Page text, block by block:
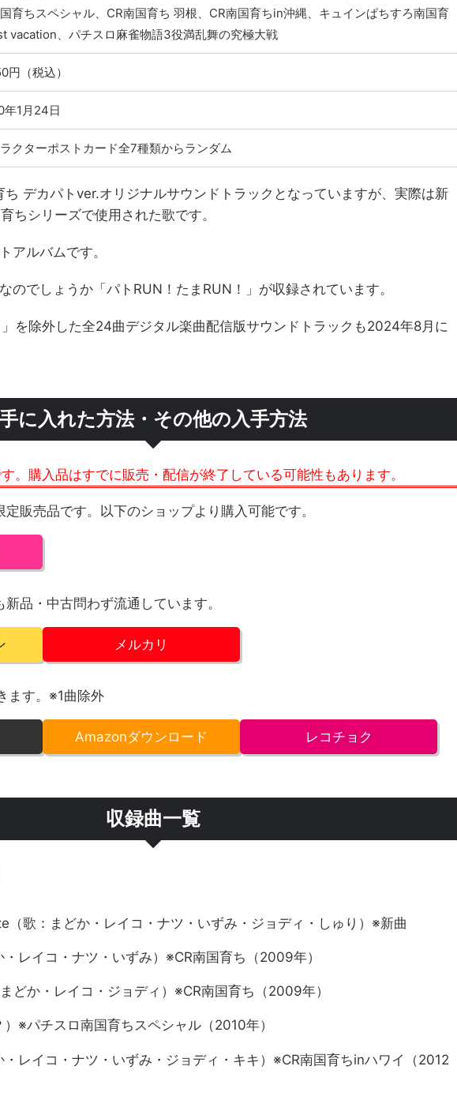
育ちスペシャル、CR南国育ち 羽根、CR南国育ちin沖縄、キュインぱちすろ南国育
vacation、パチスロ麻雀物語3役満乱舞の究極大戦
円（税込）
年1月24日
クターポストカード全7種類からランダム
デカパトver.オリジナルサウンドトラックとなっていますが、実際は新
ちシリーズで使用された歌です。
アルバムです。
のでしょうか「パトRUN！たまRUN！」が収録されています。
を除外した全24曲デジタル楽曲配信版サウンドトラックも2024年8月に
手に入れた方法・その他の入手方法
。購入品はすでに販売・配信が終了している可能性もあります。
販売品です。以下のショップより購入可能です。
品・中古問わず流通しています。
メルカリ
ます。※1曲除外
Amazonダウンロード レコチョク
収録曲一覧
（歌：まどか・レイコ・ナツ・いずみ・ジョディ・しゅり）※新曲
レイコ・ナツ・いずみ）※CR南国育ち（2009年）
どか・レイコ・ジョディ）※CR南国育ち（2009年）
※パチスロ南国育ちスペシャル（2010年）
レイコ・ナツ・いずみ・ジョディ・キキ）※CR南国育ちinハワイ（2012